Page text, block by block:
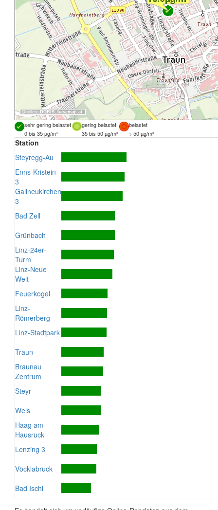
Quellen: DORIS, basemap.at
sehr gering belastet gering belastet
belastet
0 bis 35 µg/m³
35 bis 50 µg/m³ > 50 µg/m³
Station
Steyregg-Au
Enns-Kristein
3
Gallneukirchen
3
Bad Zell
Grünbach
Linz-24er-
Turm
Linz-Neue
Welt
Feuerkogel
Linz-
Römerberg
Linz-Stadtpark
Traun
Braunau
Zentrum
Steyr
Wels
Haag am
Hausruck
Lenzing 3
Vöcklabruck
Bad Ischl